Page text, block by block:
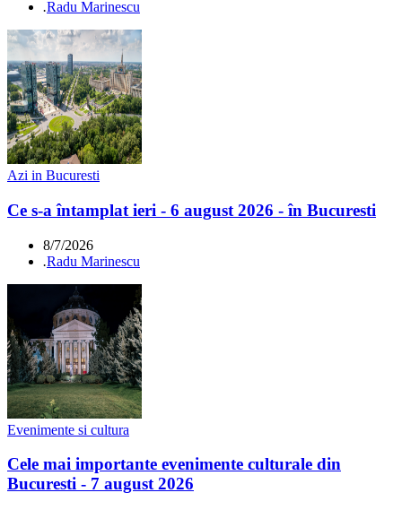
.Radu Marinescu
Azi in Bucuresti
Ce s-a întamplat ieri - 6 august 2026 - în Bucuresti
8/7/2026
.Radu Marinescu
Evenimente si cultura
Cele mai importante evenimente culturale din
Bucuresti - 7 august 2026